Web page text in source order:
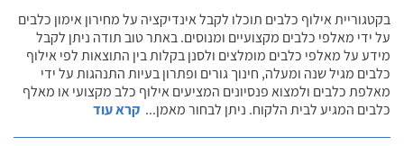
בקטגוריית אילוף כלבים תוכלו לקבל אינדיקציה על מחירון אימון כלבים
על ידי מאלפי כלבים מקצועיים ומנוסים. באתר טוב תודה ניתן לקבל
מידע על מאלפי כלבים מומלצים ולסנן בקלות בין התוצאות לפי אילוף
כלבים מגיל שנה ומעלה, חינוך גורים ופתרון בעיות התנהגות על ידי
מאלפת כלבים ולמצוא פנסיונים המציעים אילוף כלב מקצועי או מאלף
כלבים המגיע לבית הלקוח. ניתן לבחור מאמן... קרא עוד